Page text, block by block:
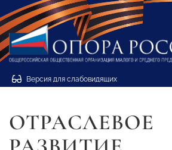
Версия для слабовидящих
ОТРАСЛЕВОЕ